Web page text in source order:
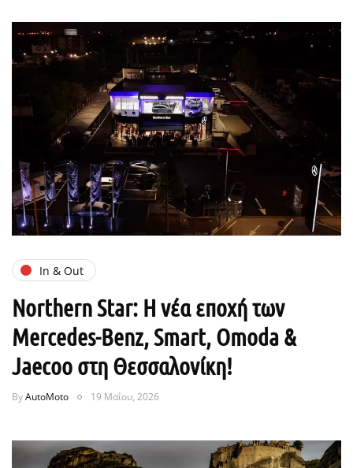
In & Out
Northern Star: Η νέα εποχή των
Mercedes-Benz, Smart, Omoda &
Jaecoo στη Θεσσαλονίκη!
ByAutoMoto 19 Μαΐου, 2026